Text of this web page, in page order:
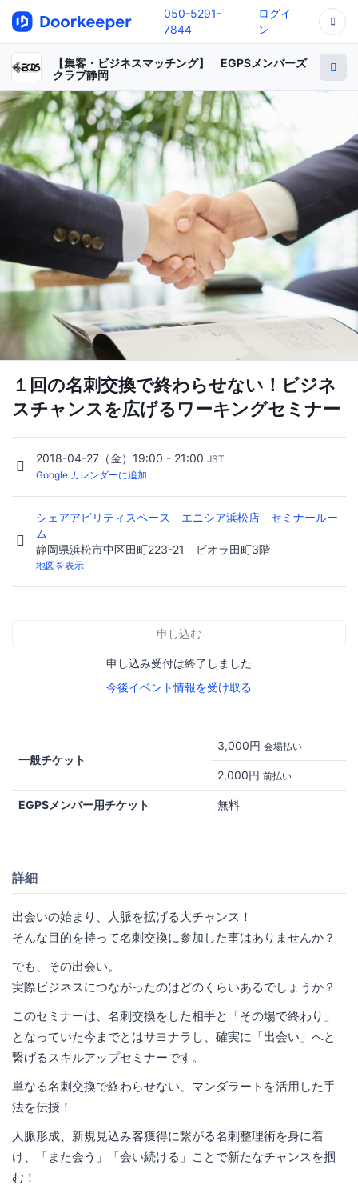
050-5291-
7844
ログイ
ン
【集客・ビジネスマッチング】 EGPSメンバーズ
クラブ静岡
１回の名刺交換で終わらせない！ビジネ
スチャンスを広げるワーキングセミナー
2018-04-27（金）19:00 - 21:00 JST
Google カレンダーに追加
シェアアビリティスペース エニシア浜松店 セミナールー
ム
静岡県浜松市中区田町223-21 ビオラ田町3階
地図を表示
申し込む
申し込み受付は終了しました
今後イベント情報を受け取る
一般チケット
3,000円 会場払い
2,000円 前払い
EGPSメンバー用チケット 無料
詳細
出会いの始まり、人脈を拡げる大チャンス！
そんな目的を持って名刺交換に参加した事はありませんか？
でも、その出会い。
実際ビジネスにつながったのはどのくらいあるでしょうか？
このセミナーは、名刺交換をした相手と「その場で終わり」
となっていた今までとはサヨナラし、確実に「出会い」へと
繋げるスキルアップセミナーです。
単なる名刺交換で終わらせない、マンダラートを活用した手
法を伝授！
人脈形成、新規見込み客獲得に繋がる名刺整理術を身に着
け、「また会う」「会い続ける」ことで新たなチャンスを掴
む！